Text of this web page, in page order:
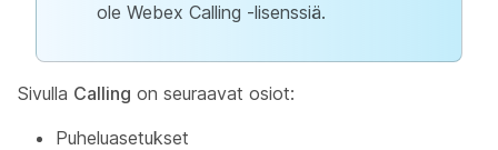
ole Webex Calling -lisenssiä.
Sivulla Calling on seuraavat osiot:
Puheluasetukset